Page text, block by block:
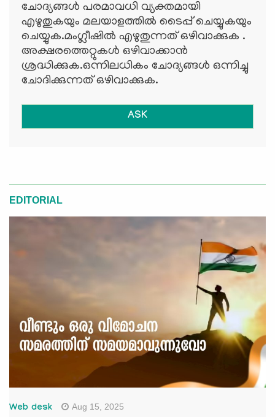
ചോദ്യങ്ങള്‍ പരമാവധി വ്യക്തമായി
എഴുതുകയും മലയാളത്തില്‍ ടൈപ്പ് ചെയ്യുകയും
ചെയ്യുക.മംഗ്ലീഷില്‍ എഴുതുന്നത് ഒഴിവാക്കുക .
അക്ഷരത്തെറ്റുകള്‍ ഒഴിവാക്കാന്‍
ശ്രദ്ധിക്കുക.ഒന്നിലധികം ചോദ്യങ്ങള്‍ ഒന്നിച്ചു
ചോദിക്കുന്നത് ഒഴിവാക്കുക.
ASK
EDITORIAL
Web desk Aug 15, 2025